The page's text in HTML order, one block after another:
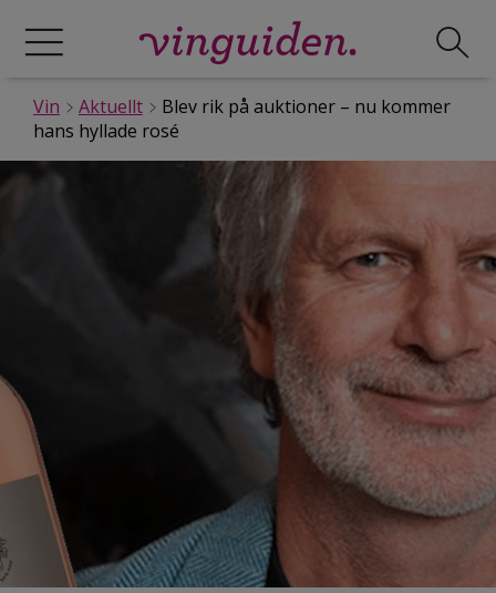
Vin Aktuellt
Blev rik på auktioner – nu kommer
hans hyllade rosé